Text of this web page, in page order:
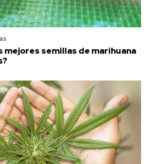
mejores semillas de marihuana